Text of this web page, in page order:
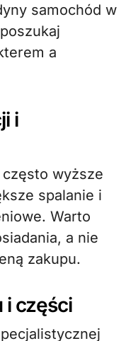
samochód w
a
i
wyższe
spalanie i
Warto
a nie
zakupu.
i części